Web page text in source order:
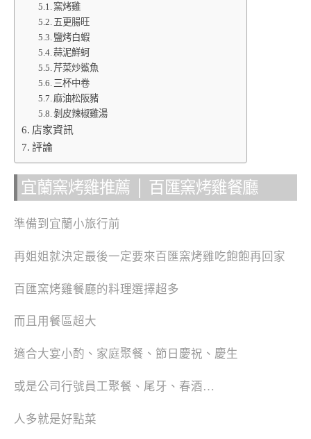
窯烤雞
五更腸旺
鹽烤白蝦
蒜泥鮮蚵
芹菜炒鯊魚
三杯中卷
麻油松阪豬
剝皮辣椒雞湯
店家資訊
評論
宜蘭窯烤雞推薦 │ 百匯窯烤雞餐廳
準備到宜蘭小旅行前
再姐姐就決定最後一定要來百匯窯烤雞吃飽飽再回家
百匯窯烤雞餐廳的料理選擇超多
而且用餐區超大
適合大宴小酌、家庭聚餐、節日慶祝、慶生
或是公司行號員工聚餐、尾牙、春酒…
人多就是好點菜